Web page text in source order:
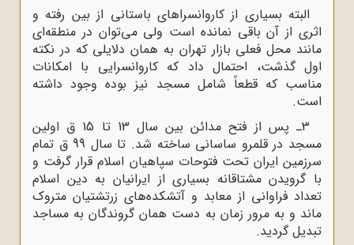
البته بسیاری از کاروانسراهای باستانی از بین رفته و
اثری از آن باقی نمانده است ولی می‌توان در منطقه‌ای
مانند محل فعلی بازار تهران به همان دلایلی که در نکته
اول گذشت، احتمال داد که کاروانسرایی با امکانات
مناسب که قطعاً شامل مسجد نیز بوده وجود داشته
است.
3ـ پس از فتح مدائن بین سال 13 تا 15 ق اولین
مسجد در قلمرو ساسانی ساخته شد. تا سال 99 ق تمام
سرزمین ایران تحت فتوحات سپاهیان اسلام قرار گرفت و
با گرویدن مشتاقانه بسیاری از ایرانیان به دین اسلام
تعداد فراوانی از معابد و آتشکده‌های زرتشتیان متروک
ماند و به مرور زمان به دست همان گروندگان به مساجد
تبدیل گردید.